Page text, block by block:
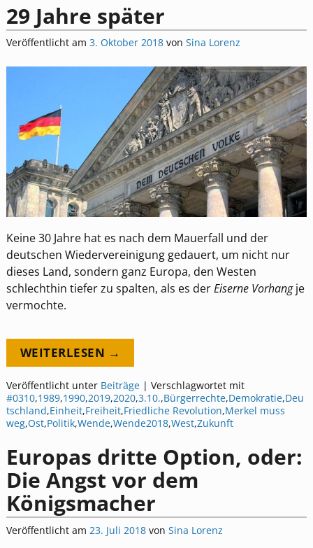
29 Jahre später
Veröffentlicht am 3. Oktober 2018 von Sina Lorenz
Keine 30 Jahre hat es nach dem Mauerfall und der
deutschen Wiedervereinigung gedauert, um nicht nur
dieses Land, sondern ganz Europa, den Westen
schlechthin tiefer zu spalten, als es derEiserne Vorhangje
vermochte.
WEITERLESEN →
Veröffentlicht unter Beiträge| Verschlagwortet mit
#0310,1989,1990,2019,2020,3.10.,Bürgerrechte,Demokratie,Deu
tschland,Einheit,Freiheit,Friedliche Revolution,Merkel muss
weg,Ost,Politik,Wende,Wende2018,West,Zukunft
Europas dritte Option, oder:
Die Angst vor dem
Königsmacher
Veröffentlicht am 23. Juli 2018 von Sina Lorenz